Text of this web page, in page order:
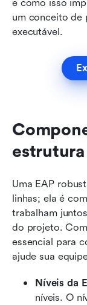
e como isso
um conceito de
executável.
Uma EAP
linhas; ela é
trabalham
do projeto.
essencial para
ajude sua
Níveis da
níveis. O